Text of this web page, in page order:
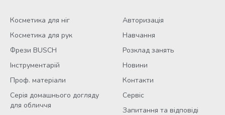
Косметика для ніг
Косметика для рук
Фрези BUSCH
Інструментарій
Проф. матеріали
Серія домашнього догляду
для обличчя
Авторизація
Навчання
Розклад занять
Новини
Контакти
Сервіс
Запитання та відповіді